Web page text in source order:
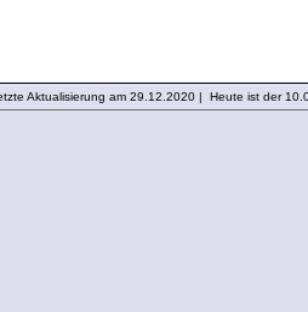
Aktualisierung am 29.12.2020 | Heute ist der